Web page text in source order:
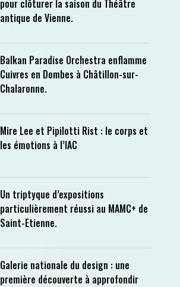
pour clôturer la saison du Théâtre
antique de Vienne.
Balkan Paradise Orchestra enflamme
Cuivres en Dombes à Châtillon-sur-
Chalaronne.
Mire Lee et Pipilotti Rist : le corps et
les émotions à l’IAC
Un triptyque d’expositions
particulièrement réussi au MAMC+ de
Saint-Etienne.
Galerie nationale du design : une
première découverte à approfondir